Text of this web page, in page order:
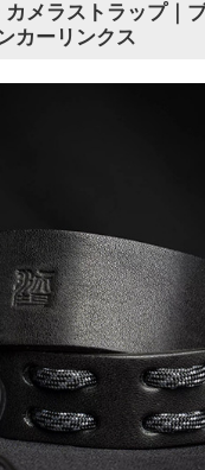
メラストラップ｜
カーリンクス